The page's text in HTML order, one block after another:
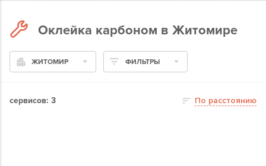
Оклейка карбоном в Житомире
ЖИТОМИР ФИЛЬТРЫ
сервисов: 3 По расстоянию